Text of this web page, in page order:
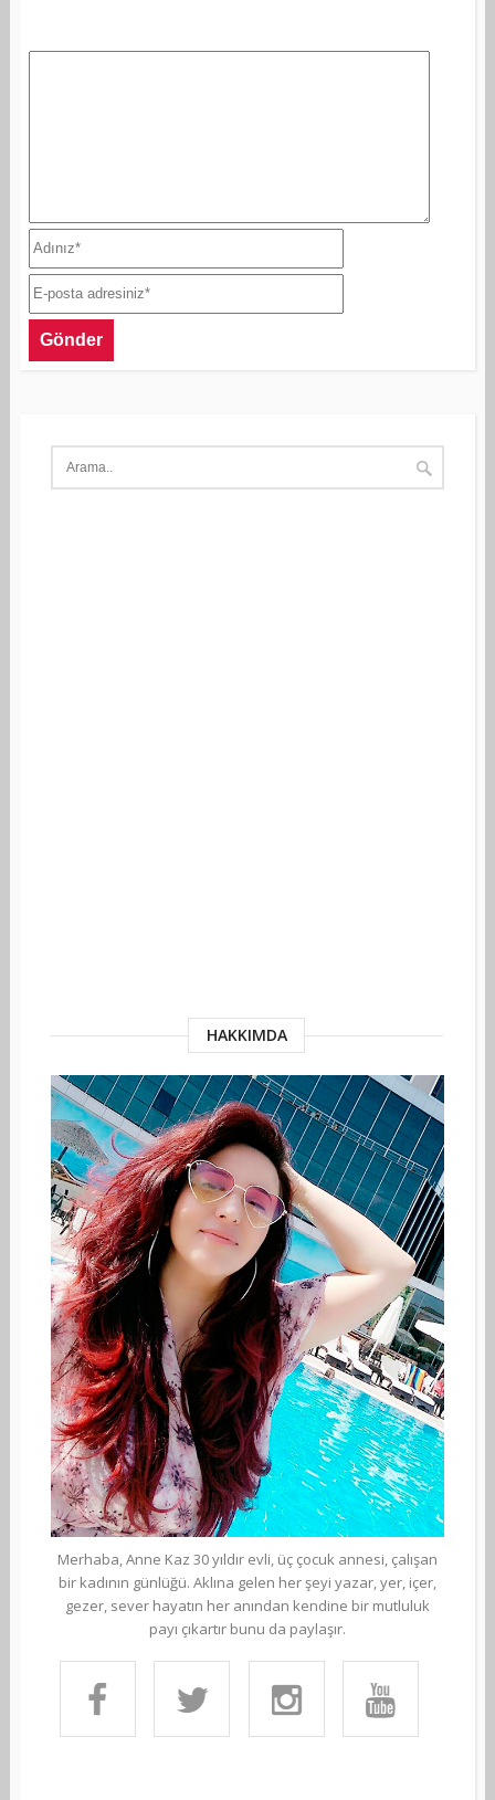
HAKKIMDA
Merhaba, Anne Kaz 30 yıldır evli, üç çocuk annesi, çalışan
bir kadının günlüğü. Aklına gelen her şeyi yazar, yer, içer,
gezer, sever hayatın her anından kendine bir mutluluk
payı çıkartır bunu da paylaşır.